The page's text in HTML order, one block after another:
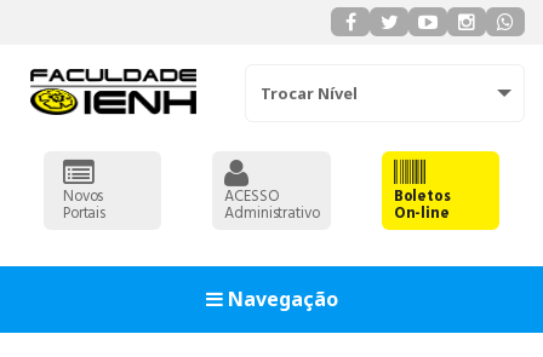
Trocar Nível
Novos
Portais
ACESSO
Administrativo
Boletos
On-line
Navegação